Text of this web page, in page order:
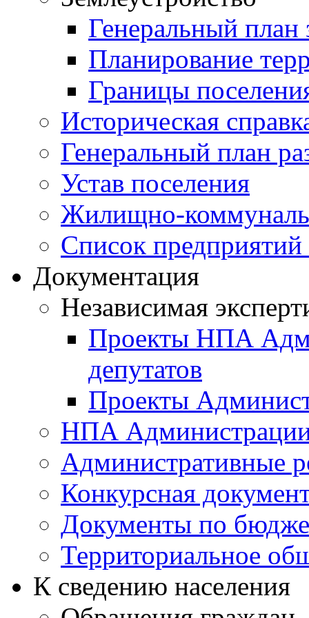
Генеральный план
Планирование
Границы
Историческая
Генеральный план
Устав поселения
Жилищно-
Список предприятий
Документация
Независимая
Проекты НПА
депутатов
Проекты
НПА
Административные
Конкурсная
Документы по
Территориальное
К сведению населения